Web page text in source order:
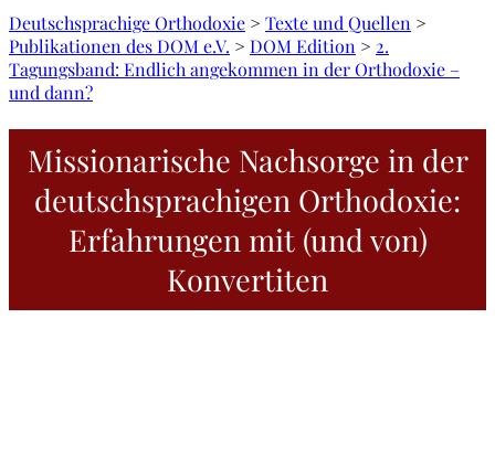
Deutschsprachige Orthodoxie > Texte und Quellen >
Publikationen des DOM e.V. > DOM Edition > 2.
Tagungsband: Endlich angekommen in der Orthodoxie –
und dann?
Missionarische Nachsorge in der
deutschsprachigen Orthodoxie:
Erfahrungen mit (und von)
Konvertiten